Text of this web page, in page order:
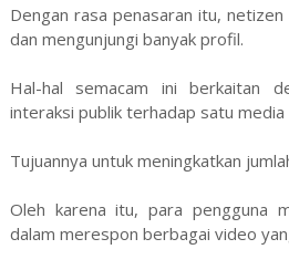
Dengan rasa penasaran itu, netizen
dan mengunjungi banyak profil.
Hal-hal semacam ini berkaitan
interaksi publik terhadap satu media
Tujuannya untuk meningkatkan
Oleh karena itu, para pengguna
dalam merespon berbagai video